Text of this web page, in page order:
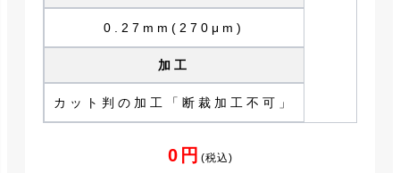
0.27mm(270μm)
加工
カット判の加工「断裁加工不可」
0円 (税込)